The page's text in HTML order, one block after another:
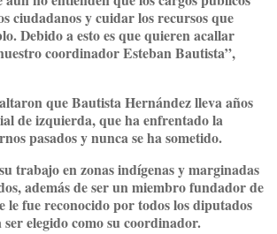
ciudadanos y cuidar los recursos que
Debido a esto es que quieren acallar
coordinador Esteban Bautista”,
que Bautista Hernández lleva años
de izquierda, que ha enfrentado la
pasados y nunca se ha sometido.
trabajo en zonas indígenas y marginadas
además de ser un miembro fundador de
le fue reconocido por todos los diputados
elegido como su coordinador.